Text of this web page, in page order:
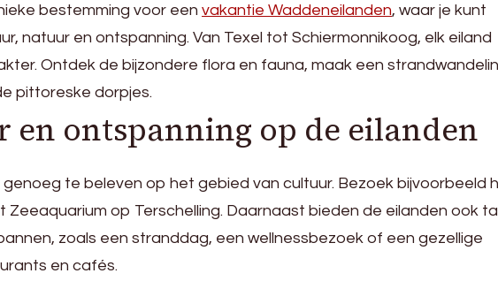
bestemming voor een vakantie Waddeneilanden, waar je kunt
natuur en ontspanning. Van Texel tot Schiermonnikoog, elk eiland
Ontdek de bijzondere flora en fauna, maak een
pittoreske dorpjes.
en ontspanning op de eilanden
te beleven op het gebied van cultuur. Bezoek bijvoorbeeld
op Terschelling. Daarnaast bieden de eilanden ook
zoals een stranddag, een wellnessbezoek of een gezellige
en cafés.